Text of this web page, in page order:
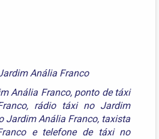
Anália Franco
Anália Franco, ponto de táxi
, rádio táxi no Jardim
Jardim Anália Franco, taxista
e telefone de táxi no